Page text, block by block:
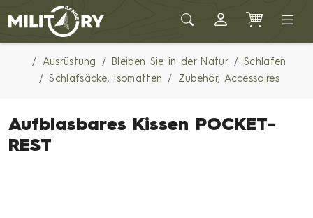
Army shop MILITARY RANGE
Ausrüstung Bleiben Sie in der Natur
Schlafen
Schlafsäcke, Isomatten
Zubehör, Accessoires
Aufblasbares Kissen POCKET-
REST